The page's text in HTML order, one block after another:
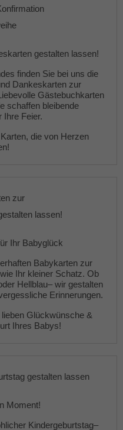
gestalten lassen!
finden Sie bei uns die
Dankeskartenzur
Gästebuchkarten
schaffen bleibende
Ihre Feier.
die von Herzen
zur
lassen!
Ihr Babyglück
Babykarten zur
Ihr kleiner Schatz. Ob
Hellblau– wir gestalten
Erinnerungen.
lieben Glückwünsche &
Ihres Babys!
gestalten lassen
Moment!
Kindergeburtstag–